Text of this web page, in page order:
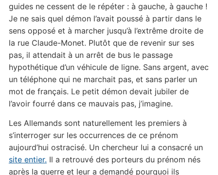
guides ne cessent de le répéter : à gauche, à gauche !
Je ne sais quel démon l’avait poussé à partir dans le
sens opposé et à marcher jusqu’à l’extrême droite de
la rue Claude-Monet. Plutôt que de revenir sur ses
pas, il attendait à un arrêt de bus le passage
hypothétique d’un véhicule de ligne. Sans argent, avec
un téléphone qui ne marchait pas, et sans parler un
mot de français. Le petit démon devait jubiler de
l’avoir fourré dans ce mauvais pas, j’imagine.
Les Allemands sont naturellement les premiers à
s’interroger sur les occurrences de ce prénom
aujourd’hui ostracisé. Un chercheur lui a consacré un
site entier. Il a retrouvé des porteurs du prénom nés
après la guerre et leur a demandé pourquoi ils